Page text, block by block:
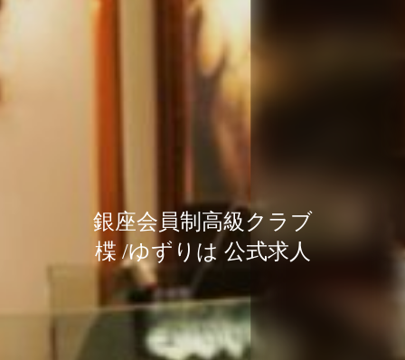
銀座会員制高級クラブ
楪 /ゆずりは 公式求人
銀座会員制高級クラブ
楪 /ゆずりは 公式求人
銀座会員制高級クラブ
楪 /ゆずりは 公式求人